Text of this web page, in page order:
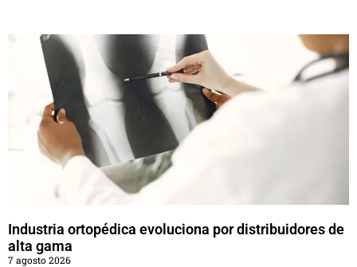
Industria ortopédica evoluciona por distribuidores de
alta gama
7 agosto 2026